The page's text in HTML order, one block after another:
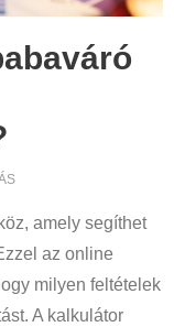
amely segíthet
az online
milyen feltételek
A kalkulátor